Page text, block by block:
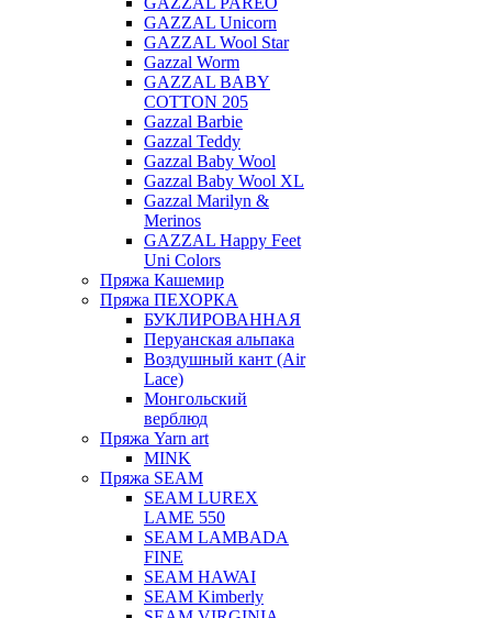
GAZZAL Unicorn
GAZZAL Wool Star
Gazzal Worm
GAZZAL BABY
COTTON 205
Gazzal Barbie
Gazzal Teddy
Gazzal Baby Wool
Gazzal Baby Wool XL
Gazzal Marilyn &
Merinos
GAZZAL Happy Feet
Uni Colors
Пряжа Кашемир
Пряжа ПЕХОРКА
БУКЛИРОВАННАЯ
Перуанская альпака
Воздушный кант (Air
Lace)
Монгольский
верблюд
Пряжа Yarn art
MINK
Пряжа SEAM
SEAM LUREX
LAME 550
SEAM LAMBADA
FINE
SEAM HAWAI
SEAM Kimberly